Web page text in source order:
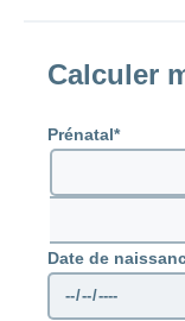
Calculer
Prénatal
Date de